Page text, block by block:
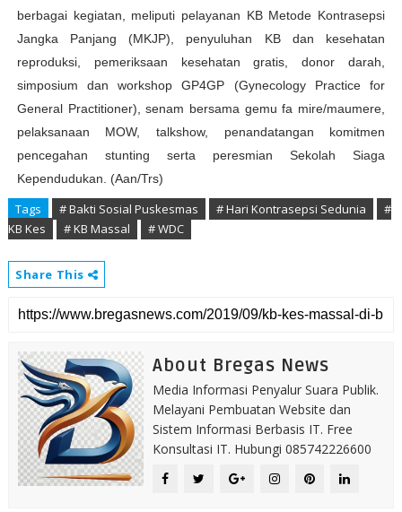
berbagai kegiatan, meliputi pelayanan KB Metode Kontrasepsi
Jangka Panjang (MKJP), penyuluhan KB dan kesehatan
reproduksi, pemeriksaan kesehatan gratis, donor darah,
simposium dan workshop GP4GP (Gynecology Practice for
General Practitioner), senam bersama gemu fa mire/maumere,
pelaksanaan MOW, talkshow, penandatangan komitmen
pencegahan stunting serta peresmian Sekolah Siaga
Kependudukan. (Aan/Trs)
Tags # Bakti Sosial Puskesmas # Hari Kontrasepsi Sedunia
#
KB Kes
# KB Massal # WDC
Share This
About Bregas News
Media Informasi Penyalur Suara Publik.
Melayani Pembuatan Website dan
Sistem Informasi Berbasis IT. Free
Konsultasi IT. Hubungi 085742226600